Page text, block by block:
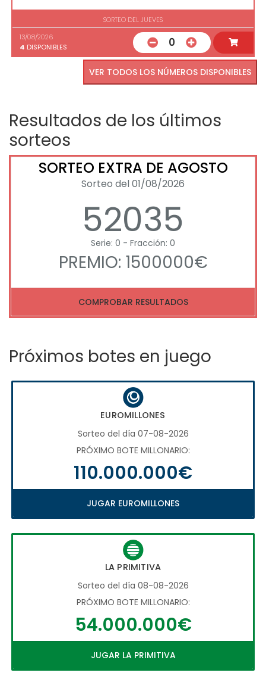
SORTEO DEL JUEVES
13/08/2026
4 DISPONIBLES 0
VER TODOS LOS NÚMEROS DISPONIBLES
Resultados de los últimos
sorteos
SORTEO EXTRA DE AGOSTO
Sorteo del 01/08/2026
52035
Serie: 0 - Fracción: 0
PREMIO: 1500000€
COMPROBAR RESULTADOS
Próximos botes en juego
EUROMILLONES
Sorteo del día 07-08-2026
PRÓXIMO BOTE MILLONARIO:
110.000.000€
JUGAR EUROMILLONES
LA PRIMITIVA
Sorteo del día 08-08-2026
PRÓXIMO BOTE MILLONARIO:
54.000.000€
JUGAR LA PRIMITIVA